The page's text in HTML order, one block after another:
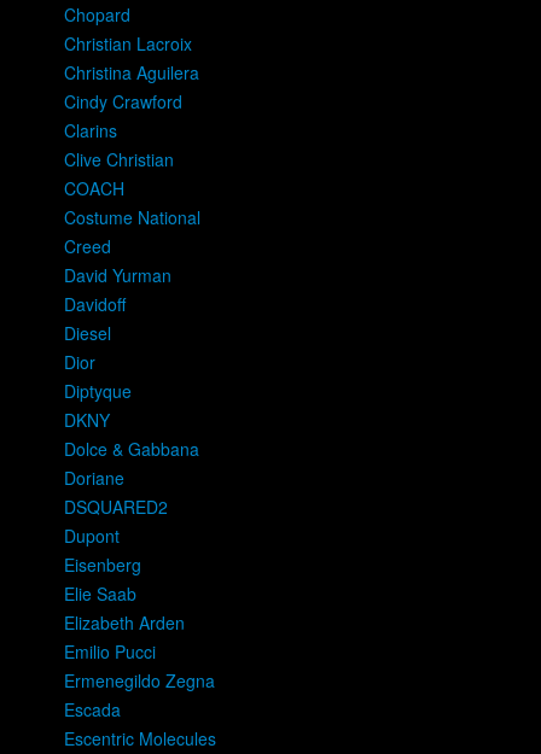
Chopard
Christian Lacroix
Christina Aguilera
Cindy Crawford
Clarins
Clive Christian
COACH
Costume National
Creed
David Yurman
Davidoff
Diesel
Dior
Diptyque
DKNY
Dolce & Gabbana
Doriane
DSQUARED2
Dupont
Eisenberg
Elie Saab
Elizabeth Arden
Emilio Pucci
Ermenegildo Zegna
Escada
Escentric Molecules